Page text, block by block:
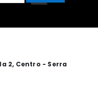
2, Centro - Serra